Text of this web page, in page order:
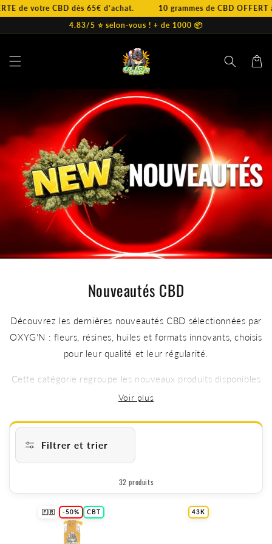
passer
contenu
CBD dès 65€ d’achat.
10 grammes de CBD OFFERT à partir
4.83/5 ⭐️ selon-vous ! + de 1000 📦
Panier
Nouveautés CBD
Découvrez les dernières nouveautés CBD sélectionnées par
OXYG'N : fleurs, résines, huiles et formats innovants, choisis
pour leur qualité et leur régularité.
Cette catégorie regroupe les nouveaux produits disponibles
sur notre boutique, avec une attention particulière portée
Filtrer et trier
32 produits
🇫🇷 -50% CBT 43K